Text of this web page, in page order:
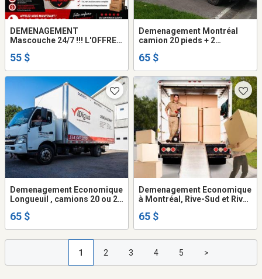
DEMENAGEMENT
Mascouche 24/7 !!! L'OFFRE
heure
55 $
Demenagement Montréal
camion 20 pieds + 2
2895
65 $
Demenagement Economique
Longueuil , camions 20 ou 22
frais gas - disel inclus dans
65 $
Demenagement Economique
à Montréal, Rive-Sud et Rive-
+ 2 demenageurs
65 $
1 2 3 4 5 >